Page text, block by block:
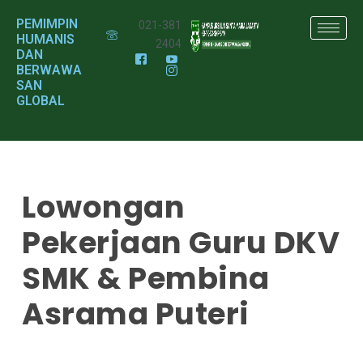
PEMIMPIN
HUMANIS
DAN
BERWAWA
SAN
GLOBAL
021-381
2404
Lowongan
Pekerjaan Guru DKV
SMK & Pembina
Asrama Puteri